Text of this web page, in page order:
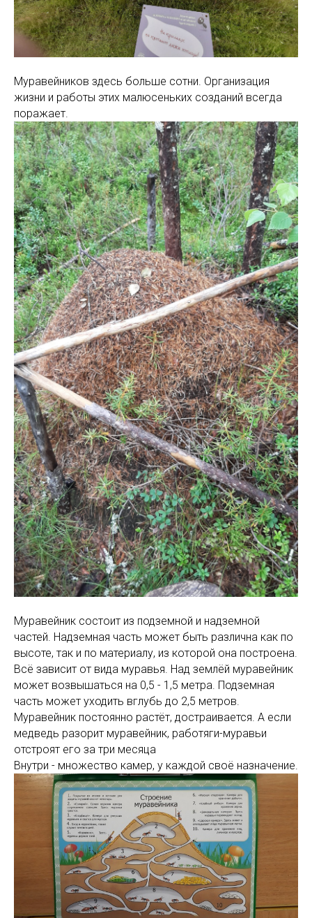
Муравейников здесь больше сотни. Организация
жизни и работы этих малюсеньких созданий всегда
поражает.
Муравейник состоит из подземной и надземной
частей. Надземная часть может быть различна как по
высоте, так и по материалу, из которой она построена.
Всё зависит от вида муравья. Над землёй муравейник
может возвышаться на 0,5 - 1,5 метра. Подземная
часть может уходить вглубь до 2,5 метров.
Муравейник постоянно растёт, достраивается. А если
медведь разорит муравейник, работяги-муравьи
отстроят его за три месяца
Внутри - множество камер, у каждой своё назначение.